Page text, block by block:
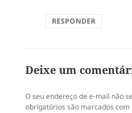
RESPONDER
Deixe um
O seu endereço de e-mail não
obrigatórios são marcados com